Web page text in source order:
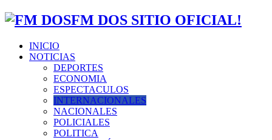
FM DOS SITIO OFICIAL!
INICIO
NOTICIAS
DEPORTES
ECONOMIA
ESPECTACULOS
INTERNACIONALES
NACIONALES
POLICIALES
POLITICA